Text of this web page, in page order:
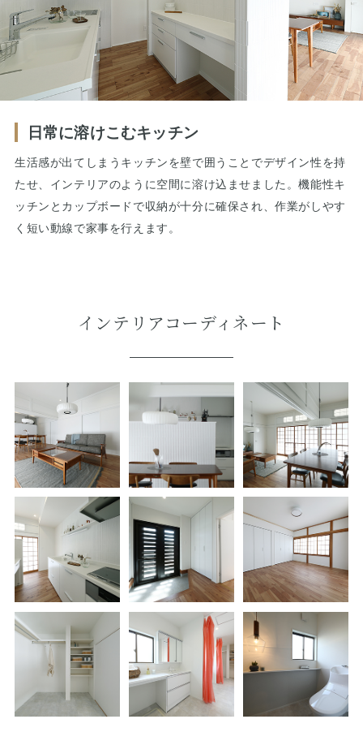
日常に溶けこむキッチン
生活感が出てしまうキッチンを壁で囲うことでデザイン性を持
たせ、インテリアのように空間に溶け込ませました。機能性キ
ッチンとカップボードで収納が十分に確保され、作業がしやす
く短い動線で家事を行えます。
インテリアコーディネート